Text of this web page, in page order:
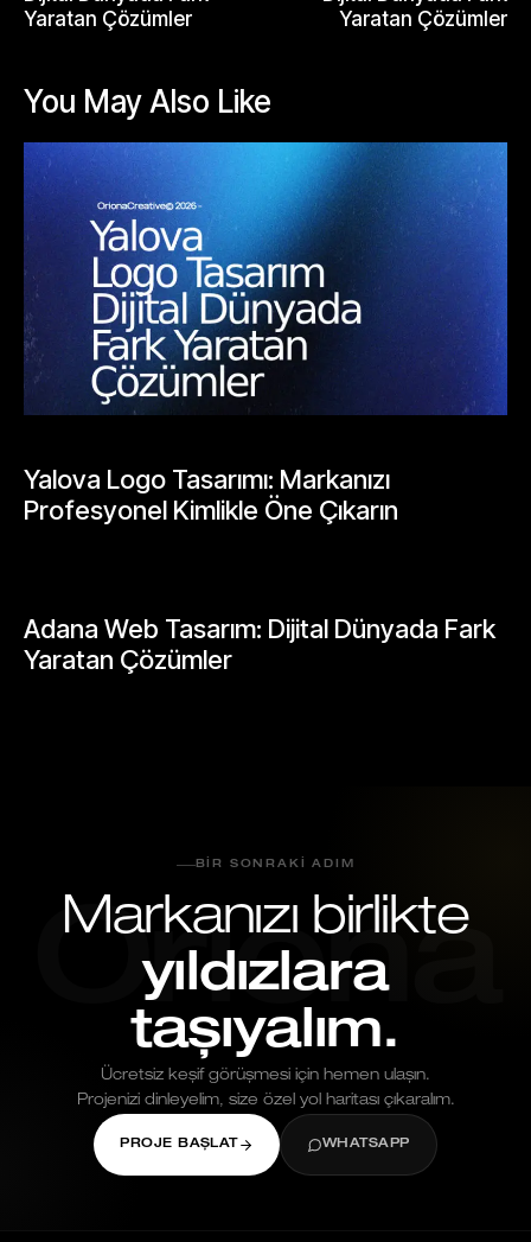
Yaratan Çözümler
Yaratan Çözümler
You May Also Like
Yalova Logo Tasarımı: Markanızı
Profesyonel Kimlikle Öne Çıkarın
Adana Web Tasarım: Dijital Dünyada Fark
Yaratan Çözümler
Oriona
BIR SONRAKI ADIM
Markanızı birlikte
yıldızlara
taşıyalım.
Ücretsiz keşif görüşmesi için hemen ulaşın.
Projenizi dinleyelim, size özel yol haritası çıkaralım.
PROJE BAŞLAT WHATSAPP